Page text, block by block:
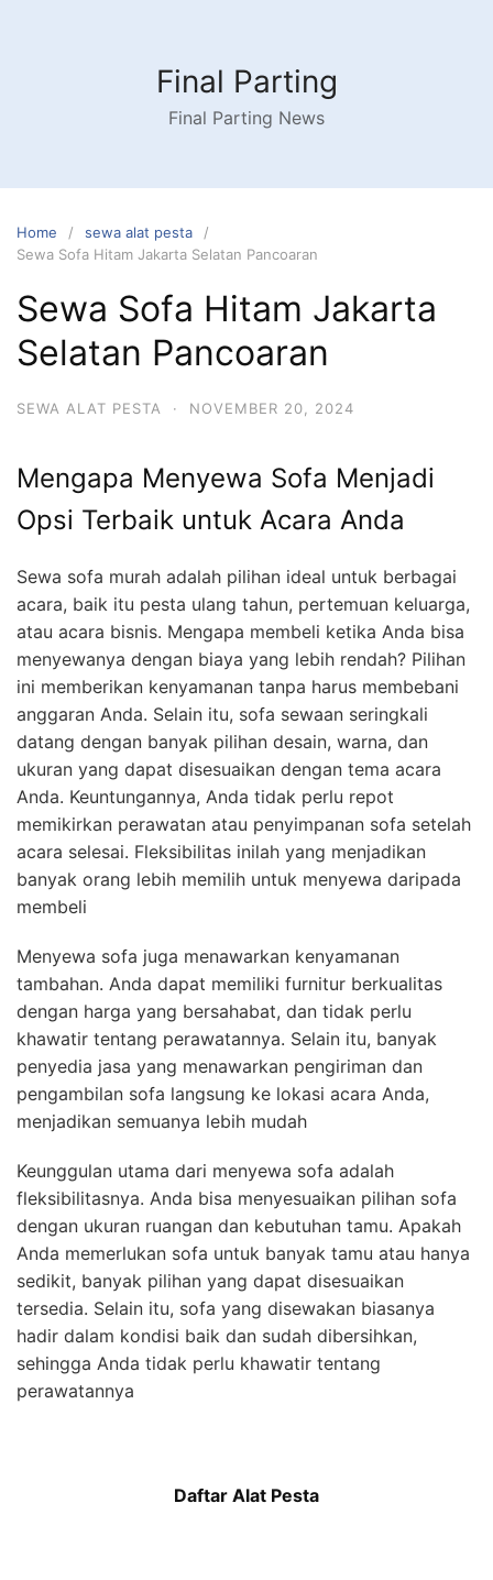
Final Parting
Final Parting News
Home
sewa alat pesta
Sewa Sofa Hitam Jakarta Selatan Pancoaran
Sewa Sofa Hitam Jakarta
Selatan Pancoaran
SEWA ALAT PESTA · NOVEMBER 20, 2024
Mengapa Menyewa Sofa Menjadi
Opsi Terbaik untuk Acara Anda
Sewa sofa murah adalah pilihan ideal untuk berbagai
acara, baik itu pesta ulang tahun, pertemuan keluarga,
atau acara bisnis. Mengapa membeli ketika Anda bisa
menyewanya dengan biaya yang lebih rendah? Pilihan
ini memberikan kenyamanan tanpa harus membebani
anggaran Anda. Selain itu, sofa sewaan seringkali
datang dengan banyak pilihan desain, warna, dan
ukuran yang dapat disesuaikan dengan tema acara
Anda. Keuntungannya, Anda tidak perlu repot
memikirkan perawatan atau penyimpanan sofa setelah
acara selesai. Fleksibilitas inilah yang menjadikan
banyak orang lebih memilih untuk menyewa daripada
membeli
Menyewa sofa juga menawarkan kenyamanan
tambahan. Anda dapat memiliki furnitur berkualitas
dengan harga yang bersahabat, dan tidak perlu
khawatir tentang perawatannya. Selain itu, banyak
penyedia jasa yang menawarkan pengiriman dan
pengambilan sofa langsung ke lokasi acara Anda,
menjadikan semuanya lebih mudah
Keunggulan utama dari menyewa sofa adalah
fleksibilitasnya. Anda bisa menyesuaikan pilihan sofa
dengan ukuran ruangan dan kebutuhan tamu. Apakah
Anda memerlukan sofa untuk banyak tamu atau hanya
sedikit, banyak pilihan yang dapat disesuaikan
tersedia. Selain itu, sofa yang disewakan biasanya
hadir dalam kondisi baik dan sudah dibersihkan,
sehingga Anda tidak perlu khawatir tentang
perawatannya
Daftar Alat Pesta